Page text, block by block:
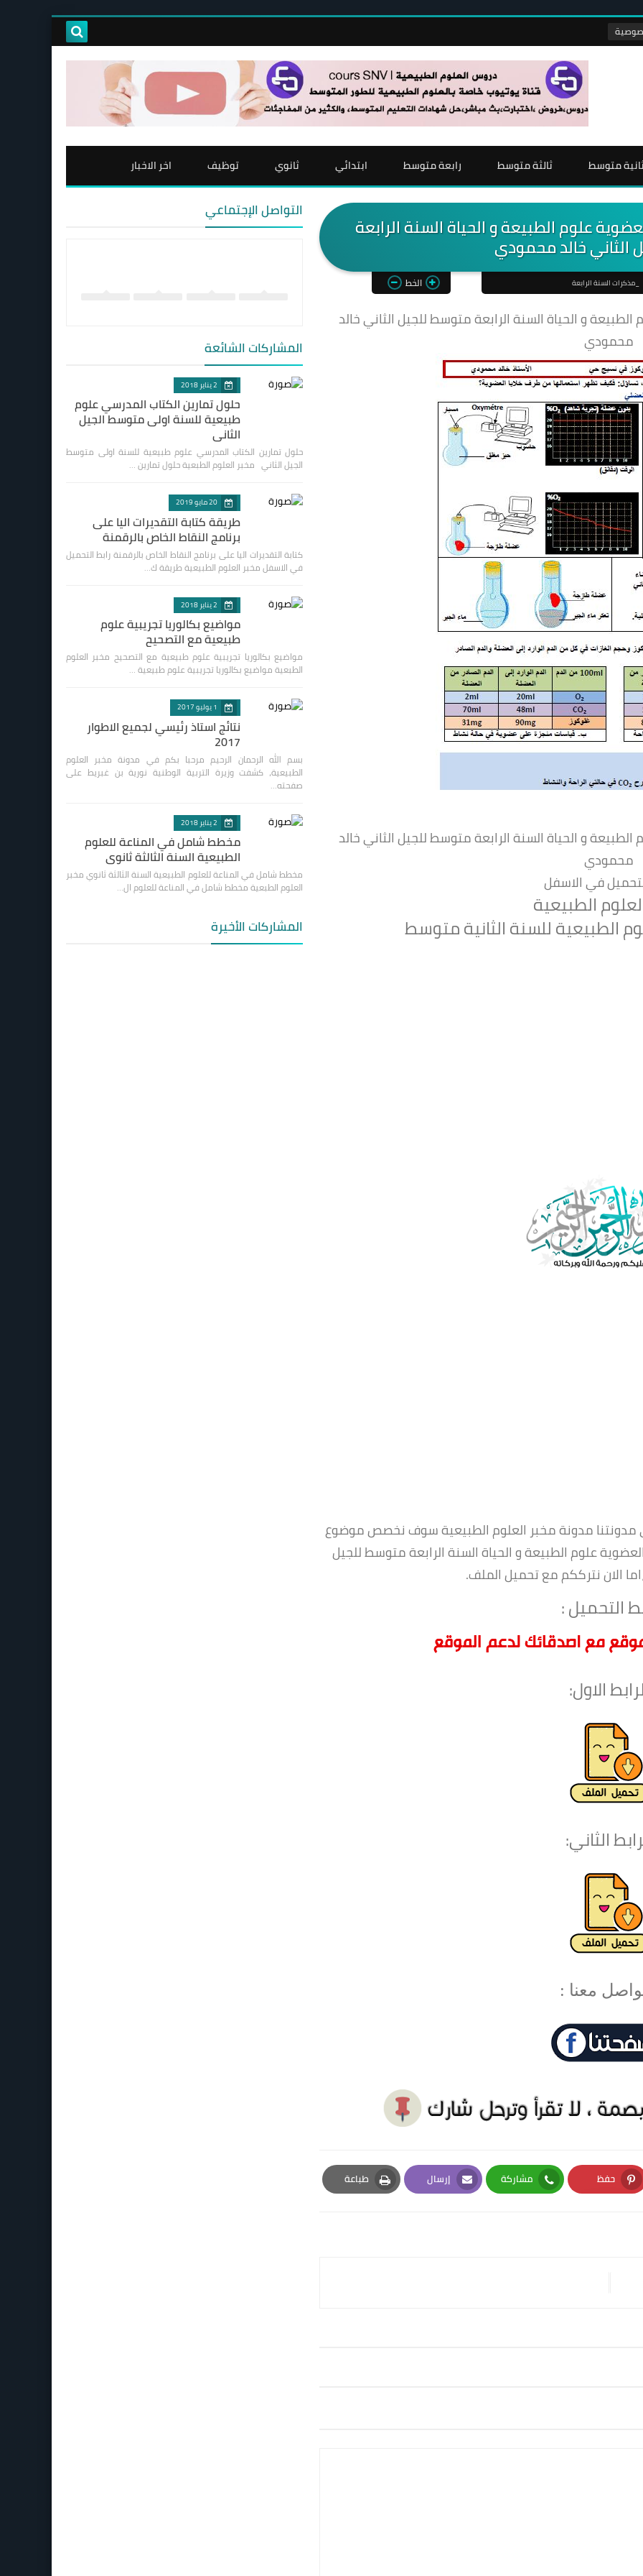
متوسط ثالثة متوسط رابعة متوسط ابتدائي ثانوي توظيف اخر الاخبار
علوم الطبيعة و الحياة السنة الرابعة
الثاني خالد محمودي
_مذكرات السنة الرابعة الخط
و الحياة السنة الرابعة متوسط للجيل الثاني خالد
محمودي
و الحياة السنة الرابعة متوسط للجيل الثاني خالد
محمودي
في الاسفل
الطبيعية
للسنة الثانية متوسط
مدونتنا مدونة مخبر العلوم الطبيعية سوف نخصص موضوع
علوم الطبيعة و الحياة السنة الرابعة متوسط للجيل
الان نترككم مع تحميل الملف.
التحميل :
الاول:
الثاني:
معنا :
حفظ
Pinterest
مشاركة
Whatsapp
إرسال
Email
طباعة
Print
التواصل الإجتماعي
المشاركات الشائعة
2 يناير 2018
حلول تمارين الكتاب المدرسي علوم
طبيعية للسنة اولى متوسط الجيل
الثاني
حلول تمارين الكتاب المدرسي علوم طبيعية للسنة اولى متوسط
الجيل الثاني مخبر العلوم الطبعية حلول تمارين …
20 مايو 2019
طريقة كتابة التقديرات اليا على
برنامج النقاط الخاص بالرقمنة
كتابة التقديرات اليا على برنامج النقاط الخاص بالرقمنة رابط التحميل
في الاسفل مخبر العلوم الطبيعية طريقة ك…
2 يناير 2018
مواضيع بكالوريا تجريبية علوم
طبيعية مع التصحيح
مواضيع بكالوريا تجريبية علوم طبيعية مع التصحيح مخبر العلوم
الطبعية مواضيع بكالوريا تجريبية علوم طبيعية …
1 يوليو 2017
نتائج استاذ رئيسي لجميع الاطوار
2017
بسم الله الرحمان الرحيم مرحبا بكم في مدونة مخبر العلوم
الطبيعية، كشفت وزيرة التربية الوطنية نورية بن غبريط على
صفحته…
2 يناير 2018
مخطط شامل في المناعة للعلوم
الطبيعية السنة الثالثة ثانوي
مخطط شامل في المناعة للعلوم الطبيعية السنة الثالثة ثانوي مخبر
العلوم الطبعية مخطط شامل في المناعة للعلوم ال…
المشاركات الأخيرة